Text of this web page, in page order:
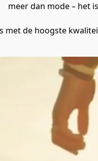
meer dan mode – het
met de hoogste